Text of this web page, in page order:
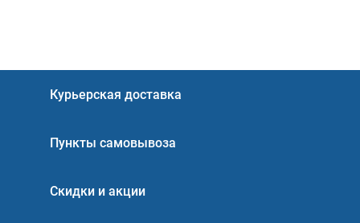
Курьерская доставка
Пункты самовывоза
Скидки и акции